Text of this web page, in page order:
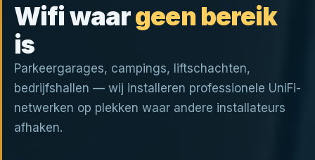
Wifi waargeen bereik
is
Parkeergarages, campings, liftschachten,
bedrijfshallen — wij installeren professionele UniFi-
netwerken op plekken waar andere installateurs
afhaken.